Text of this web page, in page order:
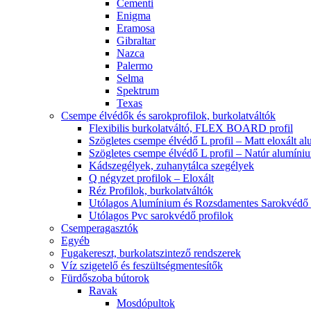
Cementi
Enigma
Eramosa
Gibraltar
Nazca
Palermo
Selma
Spektrum
Texas
Csempe élvédők és sarokprofilok, burkolatváltók
Flexibilis burkolatváltó, FLEX BOARD profil
Szögletes csempe élvédő L profil – Matt eloxált
Szögletes csempe élvédő L profil – Natúr
Kádszegélyek, zuhanytálca szegélyek
Q négyzet profilok – Eloxált
Réz Profilok, burkolatváltók
Utólagos Alumínium és Rozsdamentes
Utólagos Pvc sarokvédő profilok
Csemperagasztók
Egyéb
Fugakereszt, burkolatszintező rendszerek
Víz szigetelő és feszültségmentesítők
Fürdőszoba bútorok
Ravak
Mosdópultok